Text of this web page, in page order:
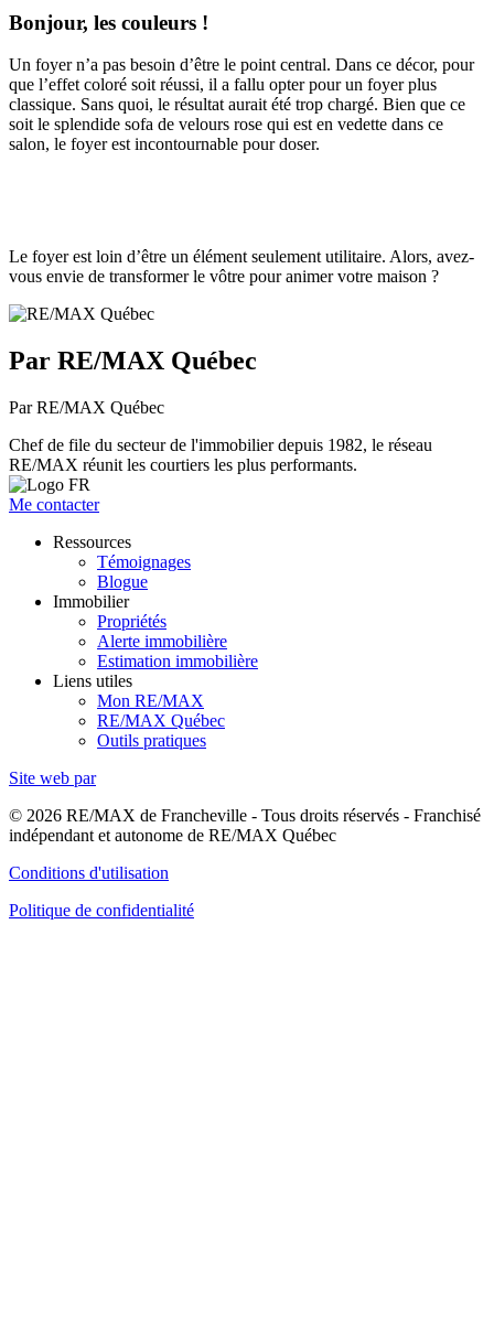
Bonjour, les couleurs !
Un foyer n’a pas besoin d’être le point central. Dans ce décor, pour
que l’effet coloré soit réussi, il a fallu opter pour un foyer plus
classique. Sans quoi, le résultat aurait été trop chargé. Bien que ce
soit le splendide sofa de velours rose qui est en vedette dans ce
salon, le foyer est incontournable pour doser.
Le foyer est loin d’être un élément seulement utilitaire. Alors, avez-
vous envie de transformer le vôtre pour animer votre maison ?
Par RE/MAX Québec
Par RE/MAX Québec
Chef de file du secteur de l'immobilier depuis 1982, le réseau
RE/MAX réunit les courtiers les plus performants.
Me contacter
Ressources
Témoignages
Blogue
Immobilier
Propriétés
Alerte immobilière
Estimation immobilière
Liens utiles
Mon RE/MAX
RE/MAX Québec
Outils pratiques
Site web par
© 2026 RE/MAX de Francheville - Tous droits réservés - Franchisé
indépendant et autonome de RE/MAX Québec
Conditions d'utilisation
Politique de confidentialité